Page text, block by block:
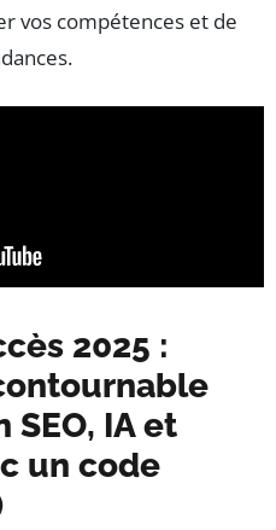
vos compétences et de
2025 :
IA et
un code